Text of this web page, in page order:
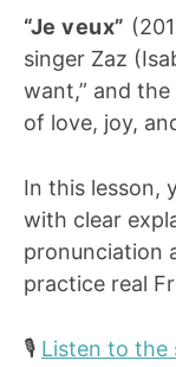
“Je veux”
singer Zaz
want,” and
of love, joy,
In this lesson,
with clear
pronunciation
practice real
🎙️ Listen to the